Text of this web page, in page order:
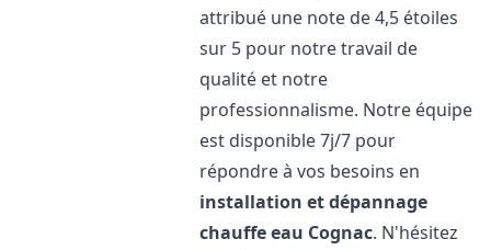
attribué une note de 4,5 étoiles
sur 5 pour notre travail de
qualité et notre
professionnalisme. Notre équipe
est disponible 7j/7 pour
répondre à vos besoins en
installation et dépannage
chauffe eau Cognac. N'hésitez